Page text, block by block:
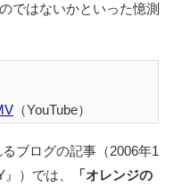
ではないかといった憶測
（YouTube）
ブログの記事（2006年1
）では、
「オレンジの